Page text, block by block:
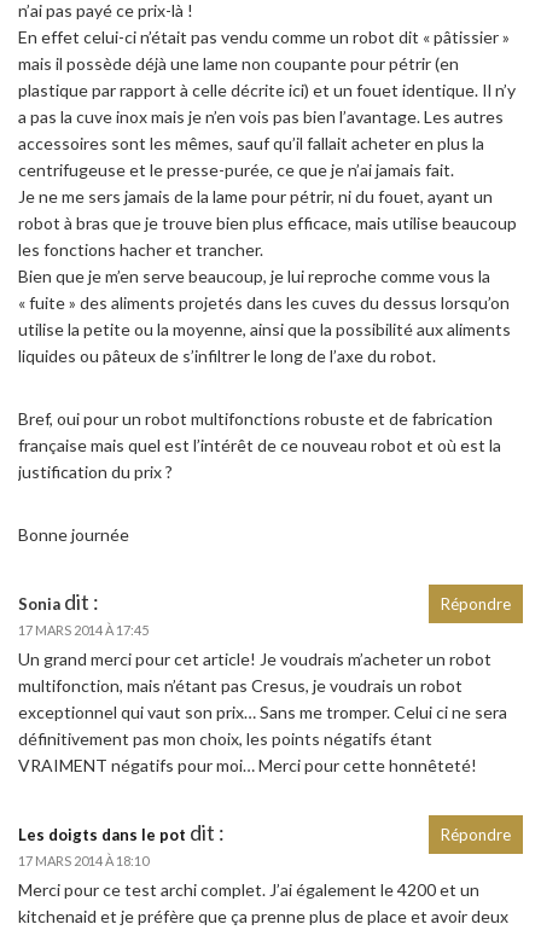
n’ai pas payé ce prix-là !
En effet celui-ci n’était pas vendu comme un robot dit « pâtissier »
mais il possède déjà une lame non coupante pour pétrir (en
plastique par rapport à celle décrite ici) et un fouet identique. Il n’y
a pas la cuve inox mais je n’en vois pas bien l’avantage. Les autres
accessoires sont les mêmes, sauf qu’il fallait acheter en plus la
centrifugeuse et le presse-purée, ce que je n’ai jamais fait.
Je ne me sers jamais de la lame pour pétrir, ni du fouet, ayant un
robot à bras que je trouve bien plus efficace, mais utilise beaucoup
les fonctions hacher et trancher.
Bien que je m’en serve beaucoup, je lui reproche comme vous la
« fuite » des aliments projetés dans les cuves du dessus lorsqu’on
utilise la petite ou la moyenne, ainsi que la possibilité aux aliments
liquides ou pâteux de s’infiltrer le long de l’axe du robot.
Bref, oui pour un robot multifonctions robuste et de fabrication
française mais quel est l’intérêt de ce nouveau robot et où est la
justification du prix ?
Bonne journée
Sonia dit :
17 MARS 2014 À 17:45
Un grand merci pour cet article! Je voudrais m’acheter un robot
multifonction, mais n’étant pas Cresus, je voudrais un robot
exceptionnel qui vaut son prix… Sans me tromper. Celui ci ne sera
définitivement pas mon choix, les points négatifs étant
VRAIMENT négatifs pour moi… Merci pour cette honnêteté!
Répondre
Les doigts dans le pot dit :
17 MARS 2014 À 18:10
Merci pour ce test archi complet. J’ai également le 4200 et un
kitchenaid et je préfère que ça prenne plus de place et avoir deux
Répondre